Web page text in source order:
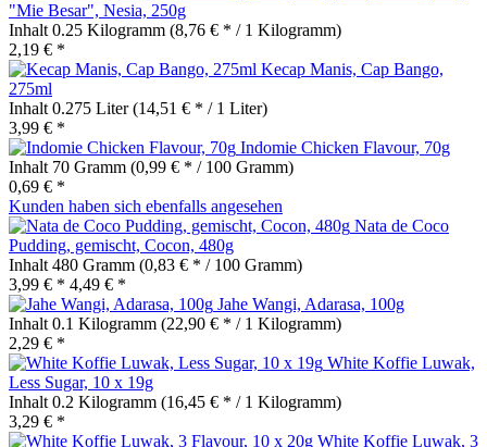
"Mie Besar", Nesia, 250g
Inhalt 0.25 Kilogramm (8,76 € * / 1 Kilogramm)
2,19 € *
Kecap Manis, Cap Bango,
275ml
Inhalt 0.275 Liter(14,51 € * / 1 Liter)
3,99 € *
Indomie Chicken Flavour, 70g
Inhalt 70 Gramm (0,99 € * / 100 Gramm)
0,69 € *
Kunden haben sich ebenfalls angesehen
Nata de Coco
Pudding, gemischt, Cocon, 480g
Inhalt 480 Gramm (0,83 € * / 100 Gramm)
3,99 € * 4,49 € *
Jahe Wangi, Adarasa, 100g
Inhalt 0.1 Kilogramm (22,90 € * / 1 Kilogramm)
2,29 € *
White Koffie Luwak,
Less Sugar, 10 x 19g
Inhalt 0.2 Kilogramm (16,45 € * / 1 Kilogramm)
3,29 € *
White Koffie Luwak, 3